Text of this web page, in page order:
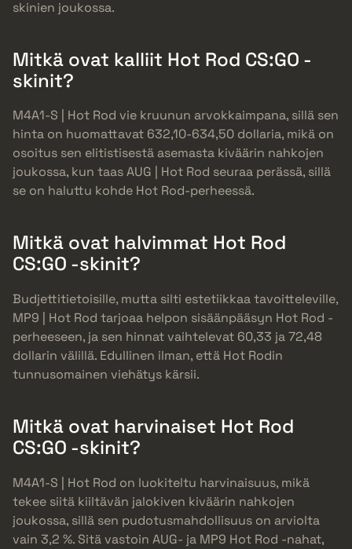
skinien joukossa.
Mitkä ovat kalliit Hot Rod CS:GO -
skinit?
M4A1-S | Hot Rod vie kruunun arvokkaimpana, sillä sen
hinta on huomattavat 632,10-634,50 dollaria, mikä on
osoitus sen elitistisestä asemasta kiväärin nahkojen
joukossa, kun taas AUG | Hot Rod seuraa perässä, sillä
se on haluttu kohde Hot Rod-perheessä.
Mitkä ovat halvimmat Hot Rod
CS:GO -skinit?
Budjettitietoisille, mutta silti estetiikkaa tavoitteleville,
MP9 | Hot Rod tarjoaa helpon sisäänpääsyn Hot Rod -
perheeseen, ja sen hinnat vaihtelevat 60,33 ja 72,48
dollarin välillä. Edullinen ilman, että Hot Rodin
tunnusomainen viehätys kärsii.
Mitkä ovat harvinaiset Hot Rod
CS:GO -skinit?
M4A1-S | Hot Rod on luokiteltu harvinaisuus, mikä
tekee siitä kiiltävän jalokiven kiväärin nahkojen
joukossa, sillä sen pudotusmahdollisuus on arviolta
vain 3,2 %. Sitä vastoin AUG- ja MP9 Hot Rod -nahat,